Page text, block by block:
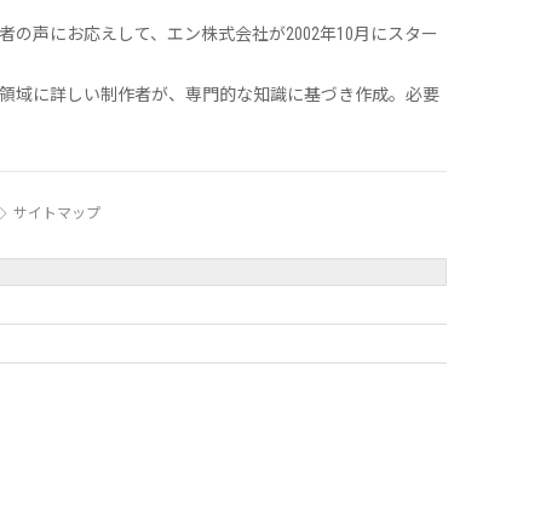
声にお応えして、エン株式会社が2002年10月にスター
域に詳しい制作者が、専門的な知識に基づき作成。必要
サイトマップ